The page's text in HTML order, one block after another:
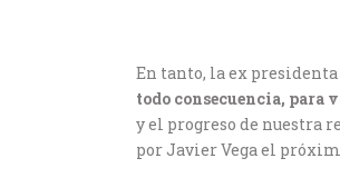
En tanto, la ex presidenta
todo consecuencia, para
y el progreso de nuestra
por Javier Vega el